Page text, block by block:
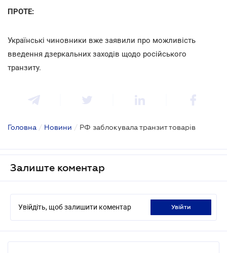
ПРОТЕ:
Українські чиновники вже заявили про можливість
введення дзеркальних заходів щодо російського
транзиту.
Головна / Новини / РФ заблокувала транзит товарів
Залиште коментар
Увійдіть, щоб залишити коментар увійти